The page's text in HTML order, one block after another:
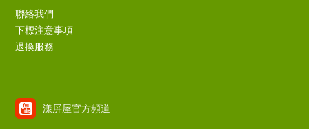
聯絡我們
下標注意事項
退換服務
漾屏屋官方頻道